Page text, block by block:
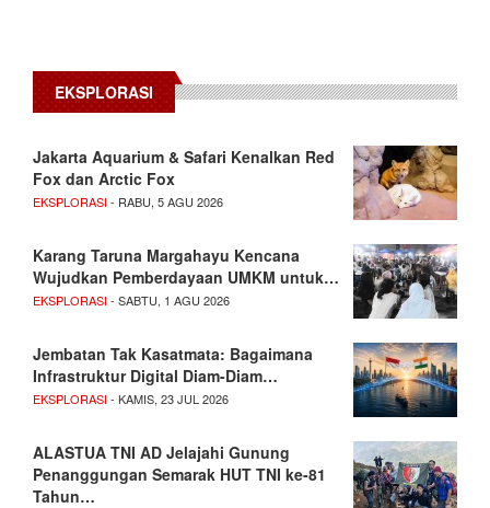
EKSPLORASI
Jakarta Aquarium & Safari Kenalkan Red
Fox dan Arctic Fox
EKSPLORASI- RABU, 5 AGU 2026
Karang Taruna Margahayu Kencana
Wujudkan Pemberdayaan UMKM untuk…
EKSPLORASI- SABTU, 1 AGU 2026
Jembatan Tak Kasatmata: Bagaimana
Infrastruktur Digital Diam-Diam…
EKSPLORASI- KAMIS, 23 JUL 2026
ALASTUA TNI AD Jelajahi Gunung
Penanggungan Semarak HUT TNI ke-81
Tahun…